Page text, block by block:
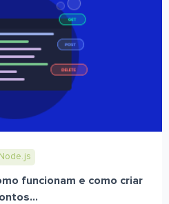
Node.js
funcionam e como criar